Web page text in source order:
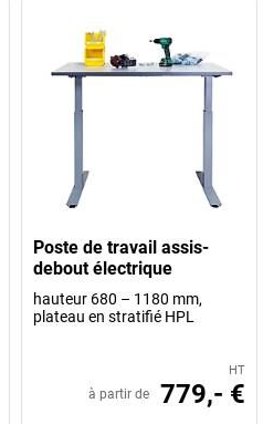
Poste de travail assis-
debout électrique
hauteur 680 – 1180 mm,
plateau en stratifié HPL
HT
à partir de 779,- €